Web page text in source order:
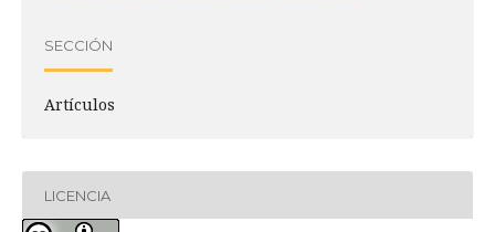
SECCIÓN
Artículos
LICENCIA